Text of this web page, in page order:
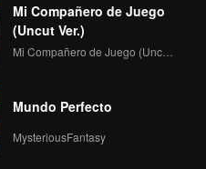
Mi Compañero de Juego
(Uncut Ver.)
Mi Compañero de Juego (Uncut Ver.)
Mundo Perfecto
MysteriousFantasy